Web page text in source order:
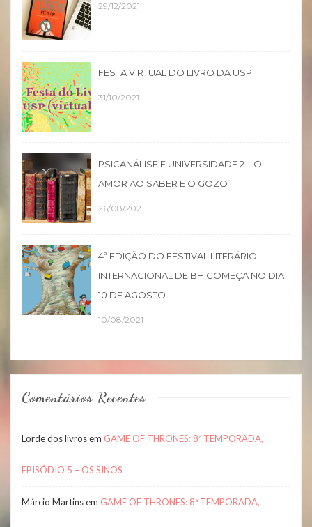
29/12/2021
FESTA VIRTUAL DO LIVRO DA USP
31/10/2021
PSICANÁLISE E UNIVERSIDADE 2 – O
AMOR AO SABER E O GOZO
26/08/2021
4ª EDIÇÃO DO FESTIVAL LITERÁRIO
INTERNACIONAL DE BH COMEÇA NO DIA
10 DE AGOSTO
10/08/2021
Comentários Recentes
Lorde dos livrosem GAME OF THRONES: 8ª TEMPORADA,
EPISÓDIO 5 – OS SINOS
Márcio Martinsem GAME OF THRONES: 8ª TEMPORADA,